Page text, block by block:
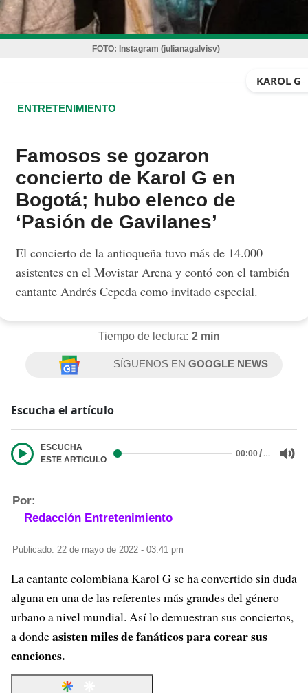
FOTO: Instagram (julianagalvisv)
KAROL G
ENTRETENIMIENTO
Famosos se gozaron
concierto de Karol G en
Bogotá; hubo elenco de
‘Pasión de Gavilanes’
El concierto de la antioqueña tuvo más de 14.000
asistentes en el Movistar Arena y contó con el también
cantante Andrés Cepeda como invitado especial.
Tiempo de lectura: 2 min
SÍGUENOS ENGOOGLE NEWS
Escucha el artículo
ESCUCHA
ESTE ARTICULO
00:00/…
Por:
Redacción Entretenimiento
Publicado: 22 de mayo de 2022 - 03:41 pm
La cantante colombiana Karol G se ha convertido sin duda
alguna en una de las referentes más grandes del género
urbano a nivel mundial. Así lo demuestran sus conciertos,
a dondeasisten miles de fanáticos para corear sus
canciones.